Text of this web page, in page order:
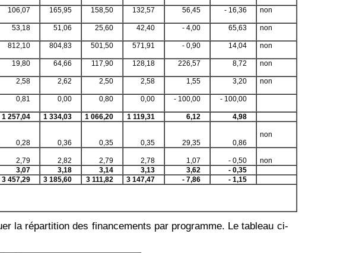
106,07 165,95 158,50 132,57 56,45 - 16,36 non
53,18 51,06 25,60 42,40 - 4,00 65,63 non
812,10 804,83 501,50 571,91 - 0,90 14,04 non
19,80 64,66 117,90 128,18 226,57 8,72 non
2,58 2,62 2,50 2,58 1,55 3,20 non
0,81 0,00 0,80 0,00 - 100,00 - 100,00
1 257,04 1 334,03 1 066,20 1 119,31 6,12
4,98
0,28
0,36 0,35 0,35 29,35 0,86
non
2,79
2,82 2,79 2,78 1,07 - 0,50
non
3,07 3,18 3,14 3,13 3,62
- 0,35
3 457,29 3 185,60 3 111,82 3 147,47 - 7,86 - 1,15
la répartition des financements par programme. Le tableau ci-